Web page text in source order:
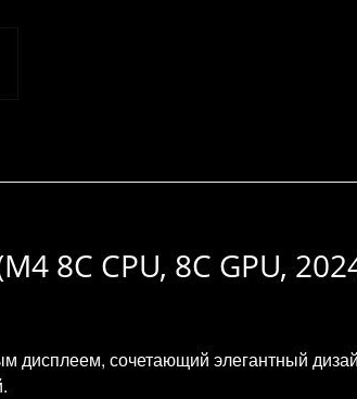
8C CPU, 8C GPU,
сочетающий элегантный